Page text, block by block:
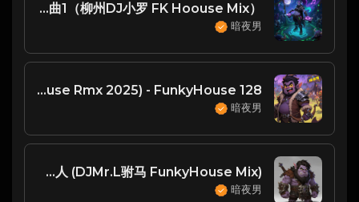
柳州回忆单曲1（柳州DJ小罗 FK Hoouse Mix）
暗夜男
128 bpm - 周林枫 - 忘了(Dj啊好 FunkyHouse Rmx 2025) - FunkyHouse
暗夜男
FK - 王奕心 - 我的唇吻不到我爱的人 (DJMr.L驸马 FunkyHouse Mix)
暗夜男